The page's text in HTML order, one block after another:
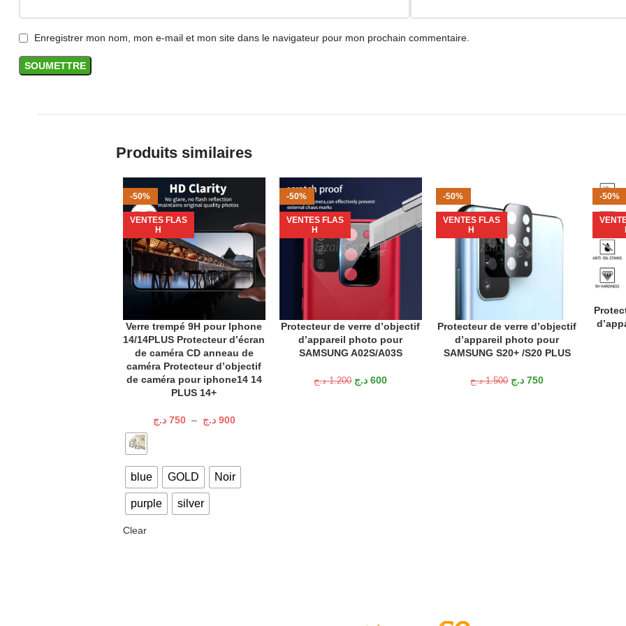
Enregistrer mon nom, mon e-mail et mon site dans le navigateur pour mon prochain commentaire.
Produits similaires
-50%
VENTES FLAS
H
CHOIX DES OPTIONS
Verre trempé 9H pour Iphone
14/14PLUS Protecteur d’écran
de caméra CD anneau de
caméra Protecteur d’objectif
de caméra pour iphone14 14
PLUS 14+
750 د.ج – 900 د.ج
blue GOLD Noir
purple silver
Clear
-50%
VENTES FLAS
H
AJOUTER AU PANIER
Protecteur de verre d’objectif
d’appareil photo pour
SAMSUNG A02S/A03S
1.200 د.ج 600 د.ج
-50%
VENTES FLAS
H
AJOUTER AU PANIER
Protecteur de verre d’objectif
d’appareil photo pour
SAMSUNG S20+ /S20 PLUS
1.500 د.ج 750 د.ج
-50%